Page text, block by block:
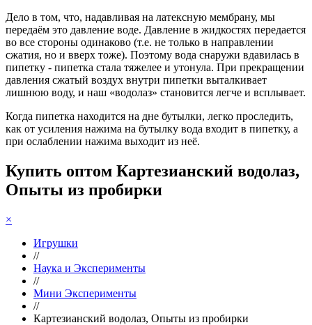
Дело в том, что, надавливая на латексную мембрану, мы
передаём это давление воде. Давление в жидкостях передается
во все стороны одинаково (т.е. не только в направлении
сжатия, но и вверх тоже). Поэтому вода снаружи вдавилась в
пипетку - пипетка стала тяжелее и утонула. При прекращении
давления сжатый воздух внутри пипетки выталкивает
лишнюю воду, и наш «водолаз» становится легче и всплывает.
Когда пипетка находится на дне бутылки, легко проследить,
как от усиления нажима на бутылку вода входит в пипетку, а
при ослаблении нажима выходит из неё.
Купить оптом Картезианский водолаз,
Опыты из пробирки
×
Игрушки
//
Наука и Эксперименты
//
Мини Эксперименты
//
Картезианский водолаз, Опыты из пробирки